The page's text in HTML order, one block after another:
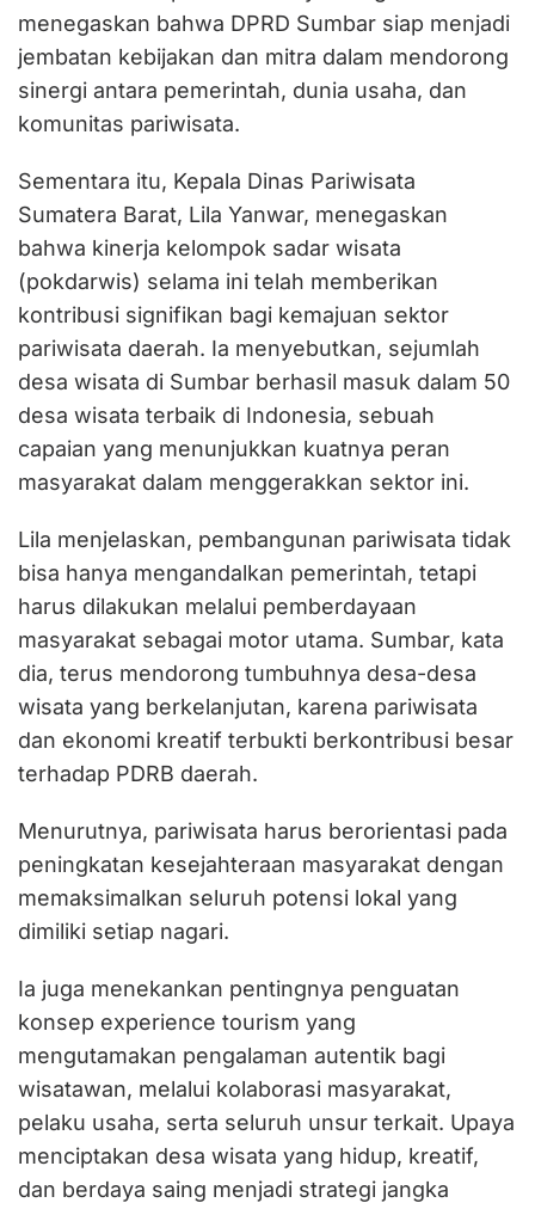
menegaskan bahwa DPRD Sumbar siap menjadi
jembatan kebijakan dan mitra dalam mendorong
sinergi antara pemerintah, dunia usaha, dan
komunitas pariwisata.
Sementara itu, Kepala Dinas Pariwisata
Sumatera Barat, Lila Yanwar, menegaskan
bahwa kinerja kelompok sadar wisata
(pokdarwis) selama ini telah memberikan
kontribusi signifikan bagi kemajuan sektor
pariwisata daerah. Ia menyebutkan, sejumlah
desa wisata di Sumbar berhasil masuk dalam 50
desa wisata terbaik di Indonesia, sebuah
capaian yang menunjukkan kuatnya peran
masyarakat dalam menggerakkan sektor ini.
Lila menjelaskan, pembangunan pariwisata tidak
bisa hanya mengandalkan pemerintah, tetapi
harus dilakukan melalui pemberdayaan
masyarakat sebagai motor utama. Sumbar, kata
dia, terus mendorong tumbuhnya desa-desa
wisata yang berkelanjutan, karena pariwisata
dan ekonomi kreatif terbukti berkontribusi besar
terhadap PDRB daerah.
Menurutnya, pariwisata harus berorientasi pada
peningkatan kesejahteraan masyarakat dengan
memaksimalkan seluruh potensi lokal yang
dimiliki setiap nagari.
Ia juga menekankan pentingnya penguatan
konsep experience tourism yang
mengutamakan pengalaman autentik bagi
wisatawan, melalui kolaborasi masyarakat,
pelaku usaha, serta seluruh unsur terkait. Upaya
menciptakan desa wisata yang hidup, kreatif,
dan berdaya saing menjadi strategi jangka